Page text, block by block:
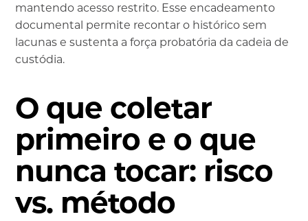
mantendo acesso restrito. Esse encadeamento
documental permite recontar o histórico sem
lacunas e sustenta a força probatória da cadeia de
custódia.
O que coletar
primeiro e o que
nunca tocar: risco
vs. método